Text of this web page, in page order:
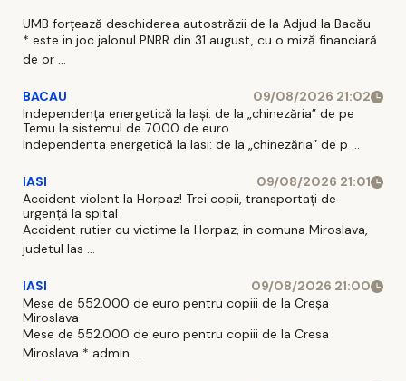
și ceară scuze
public, după
am fost
denigrat
satisfacţie
UMB forțează deschiderea autostrăzii de la Adjud la Bacău
* este in joc jalonul PNRR din 31 august, cu o miză financiară
de or ...
BACAU
09/08/2026 21:02
Independența energetică la Iași: de la „chinezăria” de pe
Temu la sistemul de 7.000 de euro
Independenta energetică la Iasi: de la „chinezăria” de p ...
IASI
09/08/2026 21:01
Accident violent la Horpaz! Trei copii, transportați de
urgență la spital
Accident rutier cu victime la Horpaz, in comuna Miroslava,
judetul Ias ...
IASI
09/08/2026 21:00
Mese de 552.000 de euro pentru copiii de la Creșa
Miroslava
Mese de 552.000 de euro pentru copiii de la Cresa
Miroslava * admin ...